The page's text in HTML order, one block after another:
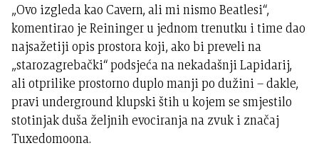
„Ovo izgleda kao Cavern, ali mi nismo Beatlesi“,
komentirao je Reininger u jednom trenutku i time dao
najsažetiji opis prostora koji, ako bi preveli na
„starozagrebački“ podsjeća na nekadašnji Lapidarij,
ali otprilike prostorno duplo manji po dužini – dakle,
pravi underground klupski štih u kojem se smjestilo
stotinjak duša željnih evociranja na zvuk i značaj
Tuxedomoona.